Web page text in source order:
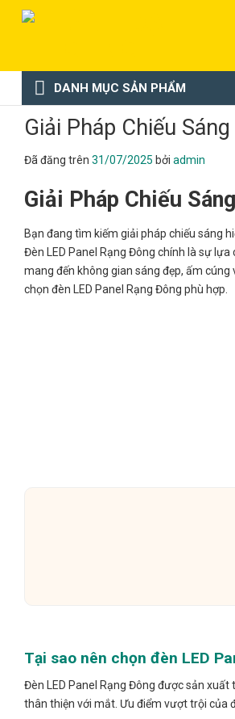
Chuyển
dung
DANH MỤC SẢN PHẨM
Giải Pháp Chiếu
Đã đăng trên 31/07/2025 bởi admin
Giải Pháp Chiếu
Bạn đang tìm kiếm giải pháp chiếu sáng
Đèn LED Panel Rạng Đông chính là sự
mang đến không gian sáng đẹp, ấm cúng
chọn đèn LED Panel Rạng Đông phù hợp.
Tại sao nên chọn đèn LED
Đèn LED Panel Rạng Đông được sản xuất
thân thiện với mắt. Ưu điểm vượt trội của